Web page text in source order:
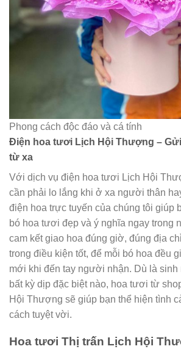
Phong cách độc đáo và cá tính
Điện hoa tươi Lịch Hội Thượng –
từ xa
Với dịch vụ điện hoa tươi Lịch Hội
cần phải lo lắng khi ở xa người thân
điện hoa trực tuyến của chúng tôi giúp
bó hoa tươi đẹp và ý nghĩa ngay trong
cam kết giao hoa đúng giờ, đúng địa
trong điều kiện tốt, để mỗi bó hoa đều
mới khi đến tay người nhận. Dù là sinh
bất kỳ dịp đặc biệt nào, hoa tươi từ
Hội Thượng sẽ giúp bạn thể hiện tình
cách tuyệt vời.
Hoa tươi Thị trấn Lịch Hội